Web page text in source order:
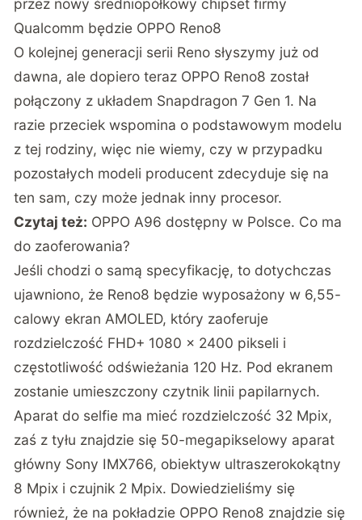
przez nowy średniopółkowy chipset firmy
Qualcomm będzie OPPO Reno8
O kolejnej generacji serii Reno słyszymy już od
dawna, ale dopiero teraz OPPO Reno8 został
połączony z układem Snapdragon 7 Gen 1. Na
razie przeciek wspomina o podstawowym modelu
z tej rodziny, więc nie wiemy, czy w przypadku
pozostałych modeli producent zdecyduje się na
ten sam, czy może jednak inny procesor.
Czytaj też: OPPO A96 dostępny w Polsce. Co ma
do zaoferowania?
Jeśli chodzi o samą specyfikację, to dotychczas
ujawniono, że Reno8 będzie wyposażony w 6,55-
calowy ekran AMOLED, który zaoferuje
rozdzielczość FHD+ 1080 x 2400 pikseli i
częstotliwość odświeżania 120 Hz. Pod ekranem
zostanie umieszczony czytnik linii papilarnych.
Aparat do selfie ma mieć rozdzielczość 32 Mpix,
zaś z tyłu znajdzie się 50-megapikselowy aparat
główny Sony IMX766, obiektyw ultraszerokokątny
8 Mpix i czujnik 2 Mpix. Dowiedzieliśmy się
również, że na pokładzie OPPO Reno8 znajdzie się